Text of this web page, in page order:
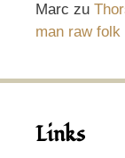
Marc zu
man raw
Links